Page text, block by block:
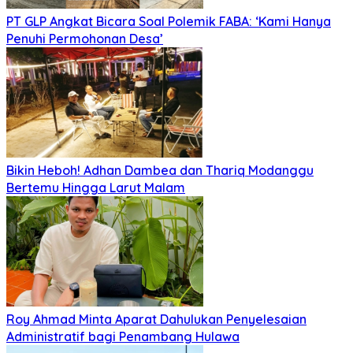
PT GLP Angkat Bicara Soal Polemik FABA: ‘Kami Hanya
Penuhi Permohonan Desa’
Bikin Heboh! Adhan Dambea dan Thariq Modanggu
Bertemu Hingga Larut Malam
Roy Ahmad Minta Aparat Dahulukan Penyelesaian
Administratif bagi Penambang Hulawa